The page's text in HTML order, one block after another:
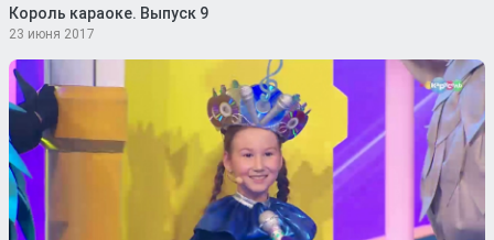
Король караоке. Выпуск 9
23 июня 2017